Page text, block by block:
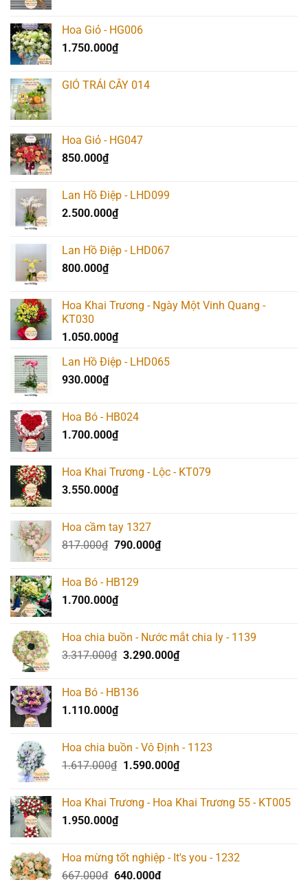
Hoa Giỏ - HG006
1.750.000₫
GIỎ TRÁI CÂY 014
Hoa Giỏ - HG047
850.000₫
Lan Hồ Điệp - LHD099
2.500.000₫
Lan Hồ Điệp - LHD067
800.000₫
Hoa Khai Trương - Ngày Một Vinh Quang -
KT030
1.050.000₫
Lan Hồ Điệp - LHD065
930.000₫
Hoa Bó - HB024
1.700.000₫
Hoa Khai Trương - Lộc - KT079
3.550.000₫
Hoa cầm tay 1327
817.000₫ Giá
817.000₫.
790.000₫Giá
Hoa Bó - HB129
1.700.000₫
Hoa chia buồn - Nước mắt chia ly - 1139
3.317.000₫ Giá
3.317.000₫.
3.290.000₫Giá
Hoa Bó - HB136
1.110.000₫
Hoa chia buồn - Vô Định - 1123
1.617.000₫ Giá
1.617.000₫.
1.590.000₫Giá
là:
Hoa Khai Trương - Hoa Khai Trương 55 - KT005
1.950.000₫
Hoa mừng tốt nghiệp - It's you - 1232
667.000₫ Giá
640.000₫Giá